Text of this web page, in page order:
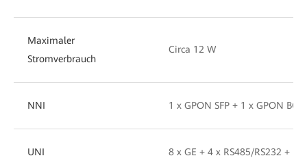
Maximaler
Stromverbrauch
Circa 12 W
NNI 1 x GPON SFP + 1 x GPON BOB
UNI 8 x GE + 4 x RS485/RS232 + 1